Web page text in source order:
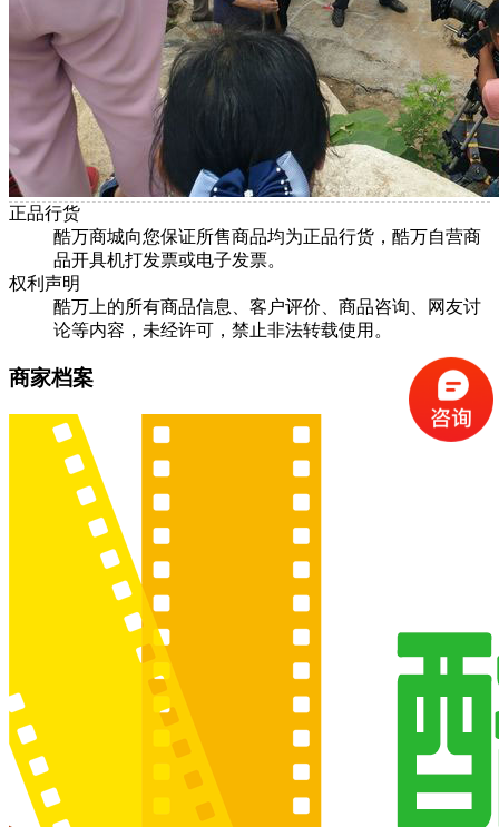
正品行货
酷万商城向您保证所售商品均为正品行货，酷万自营商
品开具机打发票或电子发票。
权利声明
酷万上的所有商品信息、客户评价、商品咨询、网友讨
论等内容，未经许可，禁止非法转载使用。
商家档案